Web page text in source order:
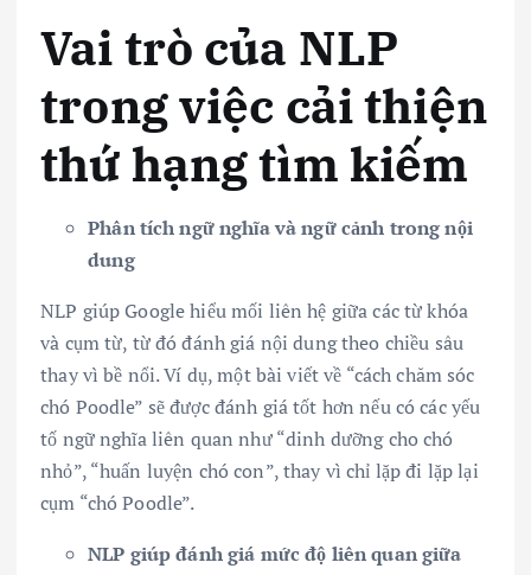
Vai trò của NLP
trong việc cải thiện
thứ hạng tìm kiếm
Phân tích ngữ nghĩa và ngữ cảnh trong nội
dung
NLP giúp Google hiểu mối liên hệ giữa các từ khóa
và cụm từ, từ đó đánh giá nội dung theo chiều sâu
thay vì bề nổi. Ví dụ, một bài viết về “cách chăm sóc
chó Poodle” sẽ được đánh giá tốt hơn nếu có các yếu
tố ngữ nghĩa liên quan như “dinh dưỡng cho chó
nhỏ”, “huấn luyện chó con”, thay vì chỉ lặp đi lặp lại
cụm “chó Poodle”.
NLP giúp đánh giá mức độ liên quan giữa